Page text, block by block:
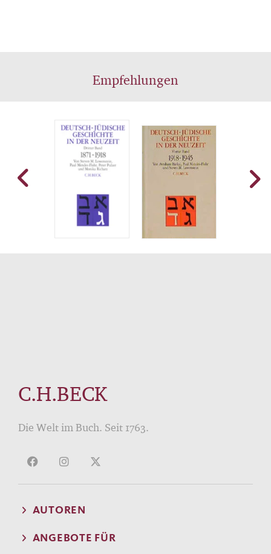
Empfehlungen
C.H.BECK
Die Welt im Buch. Seit 1763.
AUTOREN
ANGEBOTE FÜR